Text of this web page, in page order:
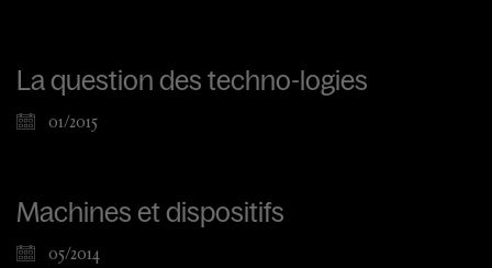
La question des techno-logies
01/2015
Machines et dispositifs
05/2014